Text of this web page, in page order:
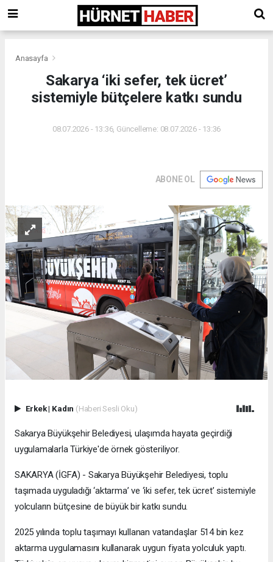
Anasayfa
Sakarya ‘iki sefer, tek ücret’
sistemiyle bütçelere katkı sundu
08.07.2026 - 13:36, Güncelleme: 08.07.2026 - 13:36
ABONE OL
Erkek| Kadın (Haberi Sesli Oku)
Sakarya Büyükşehir Belediyesi, ulaşımda hayata geçirdiği
uygulamalarla Türkiye'de örnek gösteriliyor.
SAKARYA (İGFA) - Sakarya Büyükşehir Belediyesi, toplu
taşımada uyguladığı ‘aktarma’ ve ‘iki sefer, tek ücret’ sistemiyle
yolcuların bütçesine de büyük bir katkı sundu.
2025 yılında toplu taşımayı kullanan vatandaşlar 514 bin kez
aktarma uygulamasını kullanarak uygun fiyata yolculuk yaptı.